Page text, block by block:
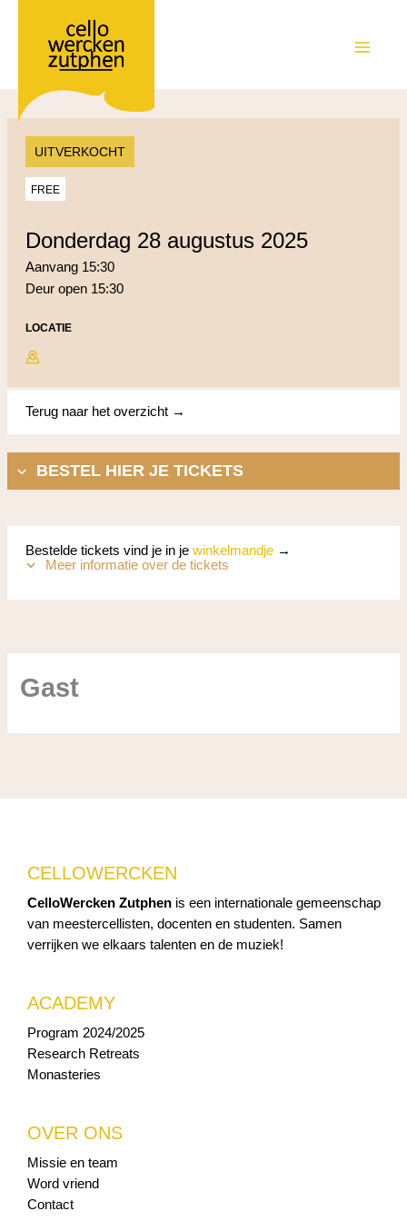
Gast
UITVERKOCHT
FREE
donderdag 28 augustus 2025
Aanvang 15:30
Deur open 15:30
LOCATIE
Terug naar het overzicht →
BESTEL HIER JE TICKETS
Bestelde tickets vind je in je winkelmandje→
Meer informatie over de tickets
CELLOWERCKEN
CelloWercken Zutphen is een internationale gemeenschap
van meestercellisten, docenten en studenten. Samen
verrijken we elkaars talenten en de muziek!
ACADEMY
Program 2024/2025
Research Retreats
Monasteries
OVER ONS
Missie en team
Word vriend
Contact